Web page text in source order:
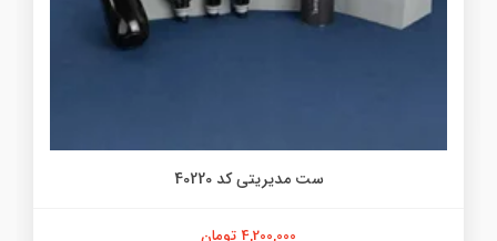
ست مدیریتی کد 40220